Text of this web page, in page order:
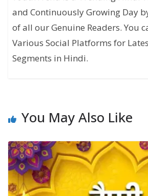
and Continuously Growing Day
of all our Genuine Readers. You
Various Social Platforms for
Segments in Hindi.
You May Also Like